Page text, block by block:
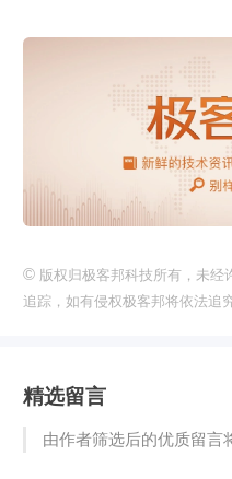
© 版权归极客邦科技所有，未
追踪，如有侵权极客邦将依法追
精选留言
由作者筛选后的优质留言